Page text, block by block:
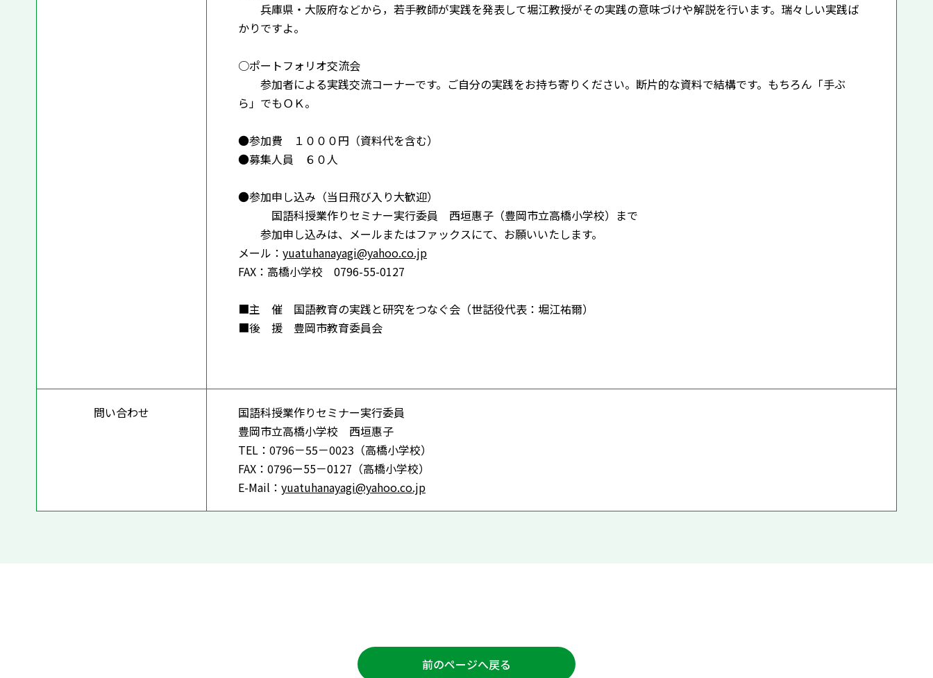
兵庫県・大阪府などから，若手教師が実践を発表して堀江教授がその実践の意味づけや解説を行います。瑞々しい実践ば
かりですよ。
○ポートフォリオ交流会
参加者による実践交流コーナーです。ご自分の実践をお持ち寄りください。断片的な資料で結構です。もちろん「手ぶ
ら」でもＯＫ。
●参加費 １０００円（資料代を含む）
●募集人員 ６０人
●参加申し込み（当日飛び入り大歓迎）
国語科授業作りセミナー実行委員 西垣惠子（豊岡市立高橋小学校）まで
参加申し込みは、メールまたはファックスにて、お願いいたします。
メール： yuatuhanayagi@yahoo.co.jp
FAX：高橋小学校 0796-55-0127
■主 催 国語教育の実践と研究をつなぐ会（世話役代表：堀江祐爾）
■後 援 豊岡市教育委員会
問い合わせ
国語科授業作りセミナー実行委員
豊岡市立高橋小学校 西垣惠子
TEL：0796－55－0023（高橋小学校）
FAX：0796ー55－0127（高橋小学校）
E-Mail： yuatuhanayagi@yahoo.co.jp
前のページへ戻る